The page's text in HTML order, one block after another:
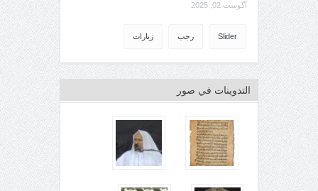
آگوست 02, 2025
Slider رجب زيارات
التدوينات في صور